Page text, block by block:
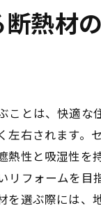
率を向上させ
いセルロースフ
作りの提案
がもたらす地
に学ぶ
続可能な住宅
熱材
とは、快適
右されます
性と吸湿性
フォームを
選ぶ際には